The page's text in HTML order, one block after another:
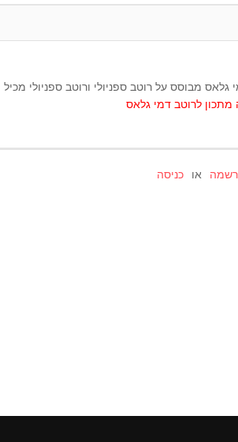
מבוסס על רוטב ספניולי ורוטב ספניולי מכיל
מתכון לרוטב דמי גלאס
או כניסה